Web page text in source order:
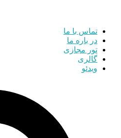
تماس با ما
در باره ما
تور مجازی
گالری
ویدئو